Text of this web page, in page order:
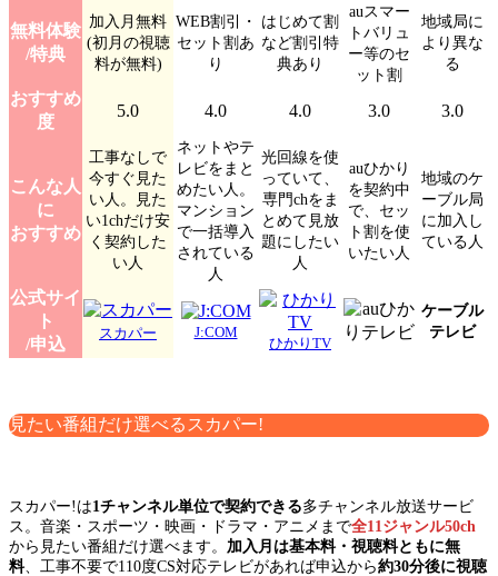
無料体験
/特典
加入月無料
(初月の視聴
料が無料)
WEB割引・
セット割あ
り
はじめて割
など割引特
典あり
auスマー
トバリュ
ー等のセ
ット割
地域局に
より異な
る
おすすめ
度
5.0 4.0 4.0 3.0 3.0
こんな人
に
おすすめ
工事なしで
今すぐ見た
い人。見た
い1chだけ安
く契約した
い人
ネットやテ
レビをまと
めたい人。
マンション
で一括導入
されている
人
光回線を使
っていて、
専門chをま
とめて見放
題にしたい
人
auひかり
を契約中
で、セッ
ト割を使
いたい人
地域のケ
ーブル局
に加入し
ている人
公式サイ
ト
/申込
スカパー J:COM
ひかりTV
ケーブル
テレビ
見たい番組だけ選べるスカパー!
スカパー!は1チャンネル単位で契約できる多チャンネル放送サービ
ス。音楽・スポーツ・映画・ドラマ・アニメまで全11ジャンル50ch
から見たい番組だけ選べます。 加入月は基本料・視聴料ともに無
料、工事不要で110度CS対応テレビがあれば申込から約30分後に視聴